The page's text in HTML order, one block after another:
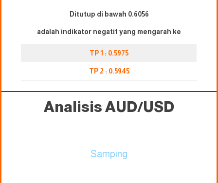
Ditutup di bawah 0.6056
adalah indikator negatif yang mengarah ke
TP 1 : 0.5975
TP 2 : 0.5945
Analisis AUD/USD
Samping